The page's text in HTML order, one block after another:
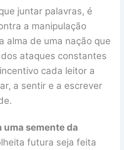
juntar palavras, é
a manipulação
alma de uma nação que
ataques constantes
cada leitor a
a sentir e a escrever
uma semente da
futura seja feita